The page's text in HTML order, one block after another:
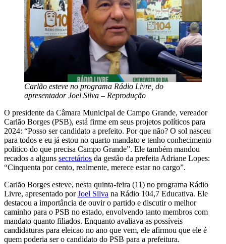
Carlão esteve no programa Rádio Livre, do
apresentador Joel Silva – Reprodução
O presidente da Câmara Municipal de Campo Grande, vereador
Carlão Borges (PSB), está firme em seus projetos políticos para
2024: “Posso ser candidato a prefeito. Por que não? O sol nasceu
para todos e eu já estou no quarto mandato e tenho conhecimento
politico do que precisa Campo Grande”. Ele também mandou
recados a alguns secretários da gestão da prefeita Adriane Lopes:
“Cinquenta por cento, realmente, merece estar no cargo”.
Carlão Borges esteve, nesta quinta-feira (11) no programa Rádio
Livre, apresentado porJoel Silva na Rádio 104,7 Educativa. Ele
destacou a importância de ouvir o partido e discutir o melhor
caminho para o PSB no estado, envolvendo tanto membros com
mandato quanto filiados. Enquanto avaliava as possíveis
candidaturas para eleicao no ano que vem, ele afirmou que ele é
quem poderia ser o candidato do PSB para a prefeitura.